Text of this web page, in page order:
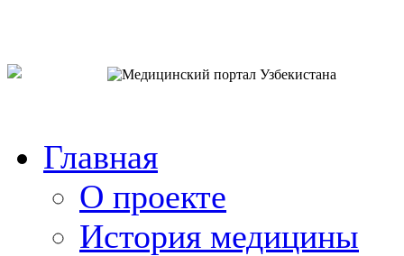
Главная
О проекте
История медицины